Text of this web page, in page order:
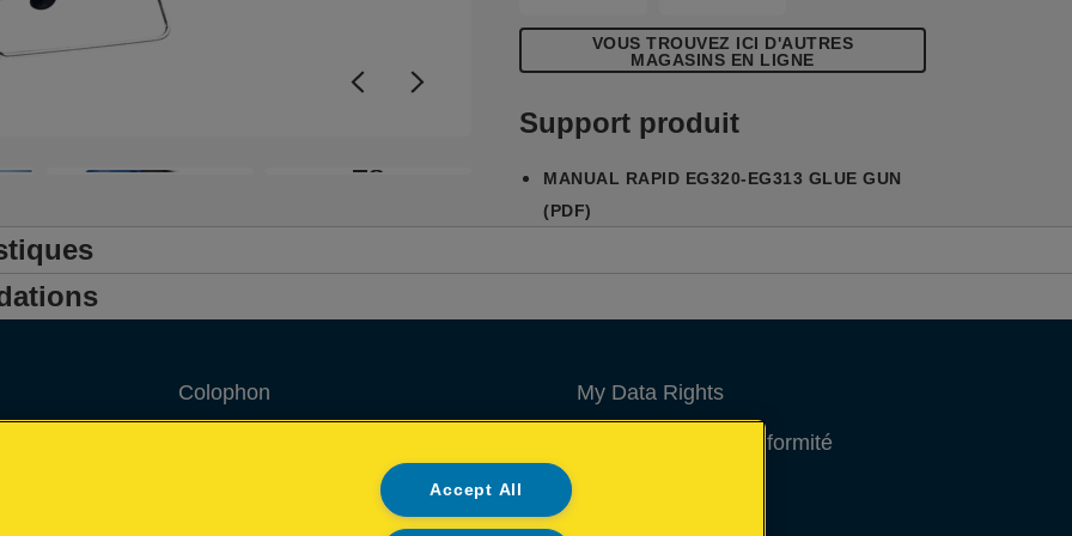
+8
VOUS TROUVEZ ICI D'AUTRES
MAGASINS EN LIGNE
Support produit
MANUAL RAPID EG320-EG313 GLUE GUN
(PDF)
Colophon
Politique concernant les cookies
My Data Rights
Déclarations de conformité
Accept All